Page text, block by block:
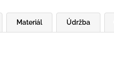
Materiál Údržba